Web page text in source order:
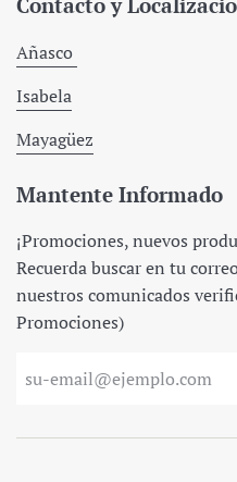
Añasco
Isabela
Mayagüez
Mantente Informado
¡Promociones, nuevos
Recuerda buscar en tu
nuestros comunicados
Promociones)